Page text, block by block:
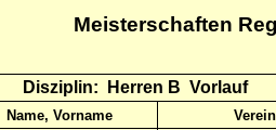
Meisterschaften
Disziplin: Herren B Vorlauf
Name, Vorname
Verein